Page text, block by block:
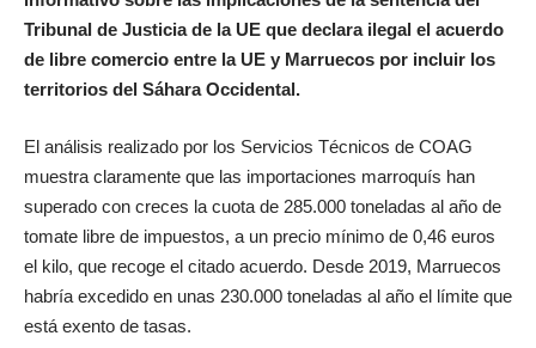
Tribunal de Justicia de la UE que declara ilegal el acuerdo
de libre comercio entre la UE y Marruecos por incluir los
territorios del Sáhara Occidental.
El análisis realizado por los Servicios Técnicos de COAG
muestra claramente que las importaciones marroquís han
superado con creces la cuota de 285.000 toneladas al año de
tomate libre de impuestos, a un precio mínimo de 0,46 euros
el kilo, que recoge el citado acuerdo. Desde 2019, Marruecos
habría excedido en unas 230.000 toneladas al año el límite que
está exento de tasas.